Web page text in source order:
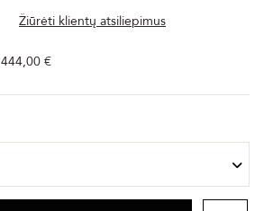
Žiūrėti klientų atsiliepimus
444,00 €